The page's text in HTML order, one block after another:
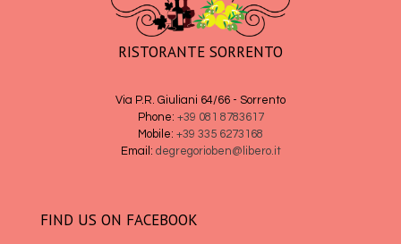
RISTORANTE SORRENTO
Via P.R. Giuliani 64/66 - Sorrento
Phone: +39 081 8783617
Mobile: +39 335 6273168
Email: degregorioben@libero.it
FIND US ON FACEBOOK